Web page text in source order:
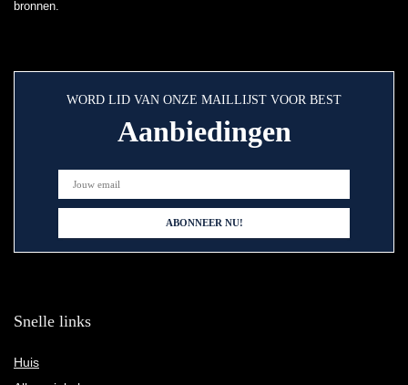
bronnen.
WORD LID VAN ONZE MAILLIJST VOOR BEST
Aanbiedingen
Snelle links
Huis